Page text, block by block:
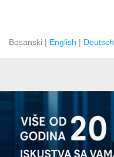
Bosanski | English | Deutsch